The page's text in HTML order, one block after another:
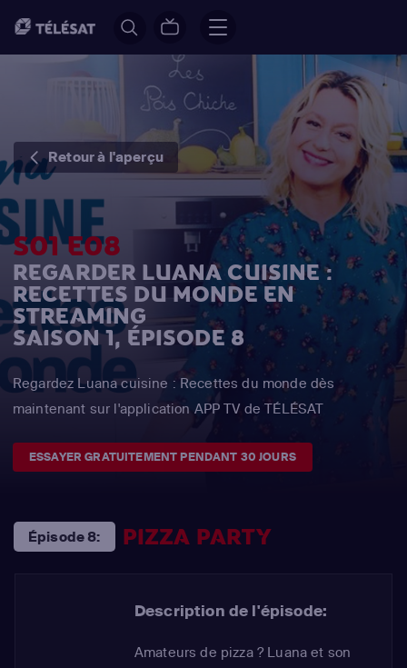
Retour à l'aperçu
S01 E08
REGARDER LUANA CUISINE :
RECETTES DU MONDE EN
STREAMING
SAISON 1, ÉPISODE 8
Regardez Luana cuisine : Recettes du monde dès
maintenant sur l'application APP TV de TÉLÉSAT
ESSAYER GRATUITEMENT PENDANT 30 JOURS
Épisode 8: PIZZA PARTY
Description de l'épisode:
Amateurs de pizza ? Luana et son